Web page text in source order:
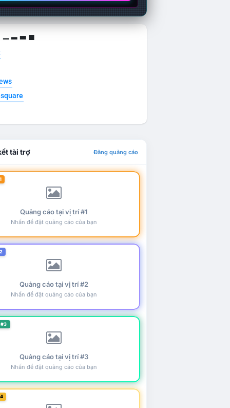
▁ ▂ ▃ ▄
tài trợ Đăng quảng cáo
Quảng cáo tại vị trí #1
Nhấn để đặt quảng cáo của bạn
Quảng cáo tại vị trí #2
Nhấn để đặt quảng cáo của bạn
Quảng cáo tại vị trí #3
Nhấn để đặt quảng cáo của bạn